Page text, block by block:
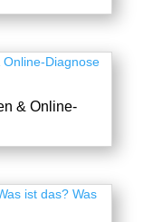
& Online-